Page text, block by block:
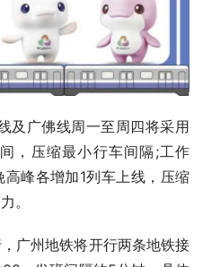
及广佛线周一至周四将采用
，压缩最小行车间隔;工作
峰各增加1列车上线，压缩
。
广州地铁将开行两条地铁接